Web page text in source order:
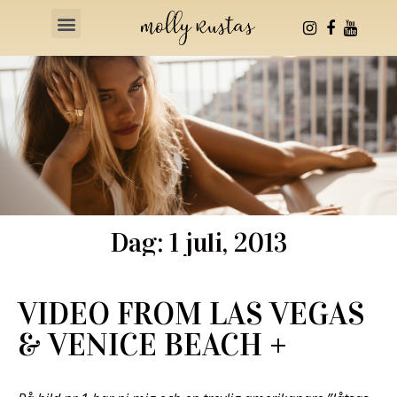
Dag: 1 juli, 2013
VIDEO FROM LAS VEGAS
& VENICE BEACH +